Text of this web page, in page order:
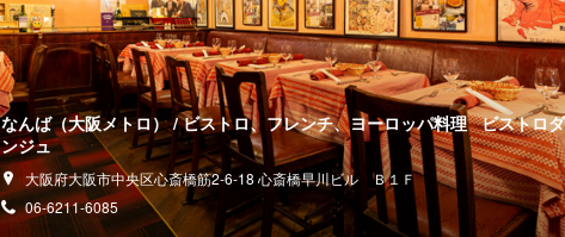
なんば（大阪メトロ） / ビストロ、フレンチ、ヨーロッパ料理 ビストロ
ンジュ
大阪府大阪市中央区心斎橋筋2-6-18 心斎橋早川ビル Ｂ１Ｆ
06-6211-6085